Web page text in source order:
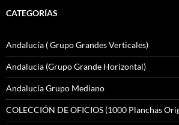
CATEGORÍAS
Andalucía ( Grupo Grandes Verticales)
Andalucia (Grupo Grande Horizontal)
Andalucía Grupo Mediano
COLECCIÓN DE OFICIOS (1000 Planchas